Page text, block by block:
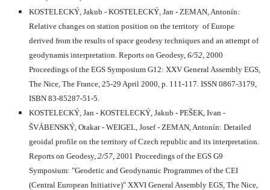
KOSTELECKÝ, Jakub - KOSTELECKÝ, Jan - ZEMAN, Antonín:
Relative changes on station position on the territory of Europe
derived from the results of space geodesy techniques and an attempt of
geodynamis interpretation. Reports on Geodesy, 6/52, 2000
Proceedings of the EGS Symposium G12: XXV General Assembly EGS,
The Nice, The France, 25-29 April 2000, p. 111-117. ISSN 0867-3179,
ISBN 83-85287-51-5.
KOSTELECKÝ, Jan - KOSTELECKÝ, Jakub - PEŠEK, Ivan -
ŠVÁBENSKÝ, Otakar - WEIGEL, Josef - ZEMAN, Antonín: Detailed
geoidal profile on the territory of Czech republic and its interpretation.
Reports on Geodesy, 2/57, 2001 Proceedings of the EGS G9
Symposium: "Geodetic and Geodynamic Programmes of the CEI
(Central European Initiative)" XXVI General Assembly EGS, The Nice,